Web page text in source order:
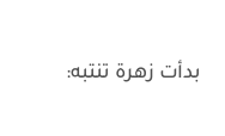
بدأت زهرة تنتبه: